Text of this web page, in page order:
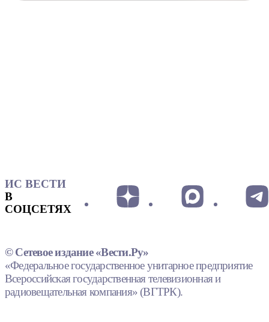
ИС ВЕСТИ
В
СОЦСЕТЯХ
© Сетевое издание «Вести.Ру»
«Федеральное государственное унитарное предприятие
Всероссийская государственная телевизионная и
радиовещательная компания» (ВГТРК).